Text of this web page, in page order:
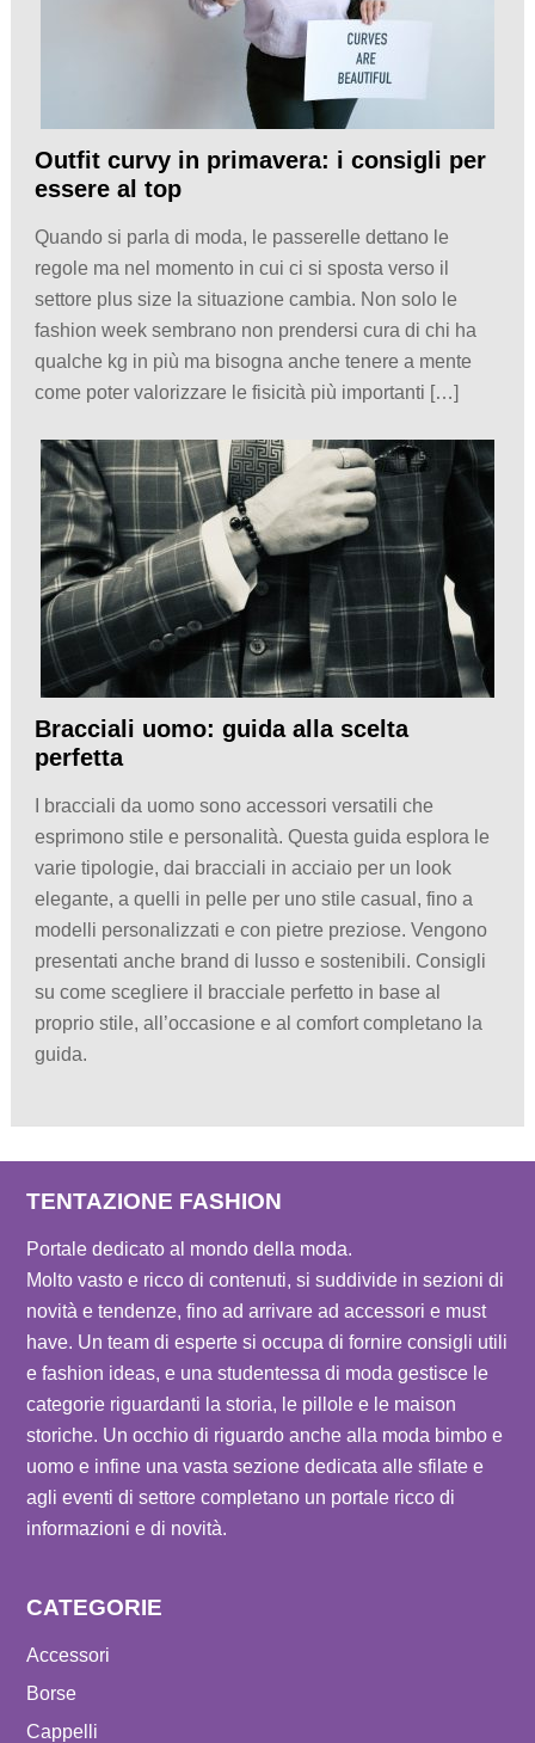
Outfit curvy in primavera: i consigli per
essere al top
Quando si parla di moda, le passerelle dettano le
regole ma nel momento in cui ci si sposta verso il
settore plus size la situazione cambia. Non solo le
fashion week sembrano non prendersi cura di chi ha
qualche kg in più ma bisogna anche tenere a mente
come poter valorizzare le fisicità più importanti […]
Bracciali uomo: guida alla scelta
perfetta
I bracciali da uomo sono accessori versatili che
esprimono stile e personalità. Questa guida esplora le
varie tipologie, dai bracciali in acciaio per un look
elegante, a quelli in pelle per uno stile casual, fino a
modelli personalizzati e con pietre preziose. Vengono
presentati anche brand di lusso e sostenibili. Consigli
su come scegliere il bracciale perfetto in base al
proprio stile, all’occasione e al comfort completano la
guida.
TENTAZIONE FASHION
Portale dedicato al mondo della moda.
Molto vasto e ricco di contenuti, si suddivide in sezioni di
novità e tendenze, fino ad arrivare ad accessori e must
have. Un team di esperte si occupa di fornire consigli utili
e fashion ideas, e una studentessa di moda gestisce le
categorie riguardanti la storia, le pillole e le maison
storiche. Un occhio di riguardo anche alla moda bimbo e
uomo e infine una vasta sezione dedicata alle sfilate e
agli eventi di settore completano un portale ricco di
informazioni e di novità.
CATEGORIE
Accessori
Borse
Cappelli